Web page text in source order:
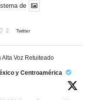
de
2 Twitter
Alta Voz Retuiteado
y Centroamérica